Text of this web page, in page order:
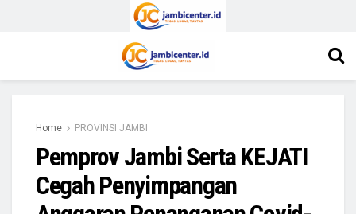
Home PROVINSI JAMBI
Pemprov Jambi Serta KEJATI
Cegah Penyimpangan